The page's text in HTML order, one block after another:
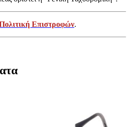
Επιστροφών.